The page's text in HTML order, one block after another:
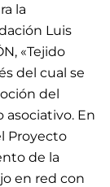
la
Luis
«Tejido
del cual se
del
En
Proyecto
de la
en red con